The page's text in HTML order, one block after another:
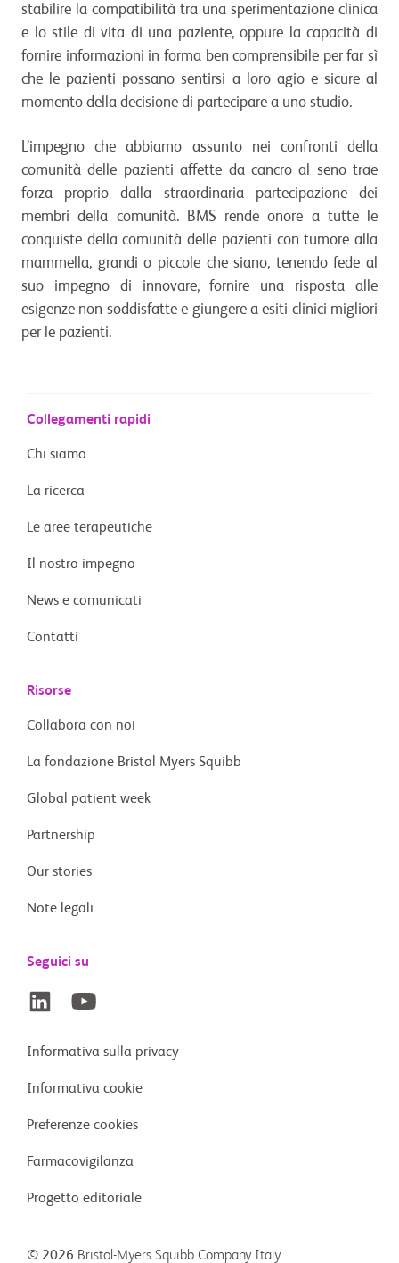
stabilire la compatibilità tra una sperimentazione clinica
e lo stile di vita di una paziente, oppure la capacità di
fornire informazioni in forma ben comprensibile per far sì
che le pazienti possano sentirsi a loro agio e sicure al
momento della decisione di partecipare a uno studio.
L’impegno che abbiamo assunto nei confronti della
comunità delle pazienti affette da cancro al seno trae
forza proprio dalla straordinaria partecipazione dei
membri della comunità. BMS rende onore a tutte le
conquiste della comunità delle pazienti con tumore alla
mammella, grandi o piccole che siano, tenendo fede al
suo impegno di innovare, fornire una risposta alle
esigenze non soddisfatte e giungere a esiti clinici migliori
per le pazienti.
Collegamenti rapidi
Chi siamo
La ricerca
Le aree terapeutiche
Il nostro impegno
News e comunicati
Contatti
Risorse
Collabora con noi
La fondazione Bristol Myers Squibb
Global patient week
Partnership
Our stories
Note legali
Seguici su
Informativa sulla privacy
Informativa cookie
Preferenze cookies
Farmacovigilanza
Progetto editoriale
© 2026 Bristol-Myers Squibb Company Italy